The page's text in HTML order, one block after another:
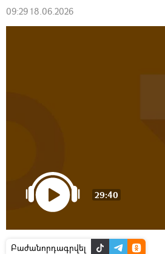
09:29 18.06.2026
29:40
Բաժանորդագրվել